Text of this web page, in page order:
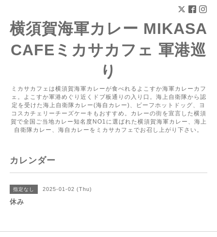
横須賀海軍カレー MIKASA
CAFEミカサカフェ 軍港巡
り
ミカサカフェは横須賀海軍カレーが食べれるよこすか海軍カレーカフ
ェ。よこすか軍港めぐり近くドブ板通りの入り口。海上自衛隊から認
定を受けた海上自衛隊カレー(海自カレー)、ビーフホットドッグ、ヨ
コスカチェリーチーズケーキもおすすめ。カレーの街を宣言した横須
賀で全国ご当地カレー知名度NO1に選ばれた横須賀海軍カレー、海上
自衛隊カレー、海自カレーをミカサカフェでお召し上がり下さい。
カレンダー
指定なし 2025-01-02 (Thu)
休み